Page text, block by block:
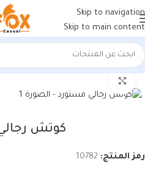
Skip to navigation
Skip to main content
الرئيسية/أحذية رجالي/كوتشي رجالي
كوتش
رمز المنتج: 10782